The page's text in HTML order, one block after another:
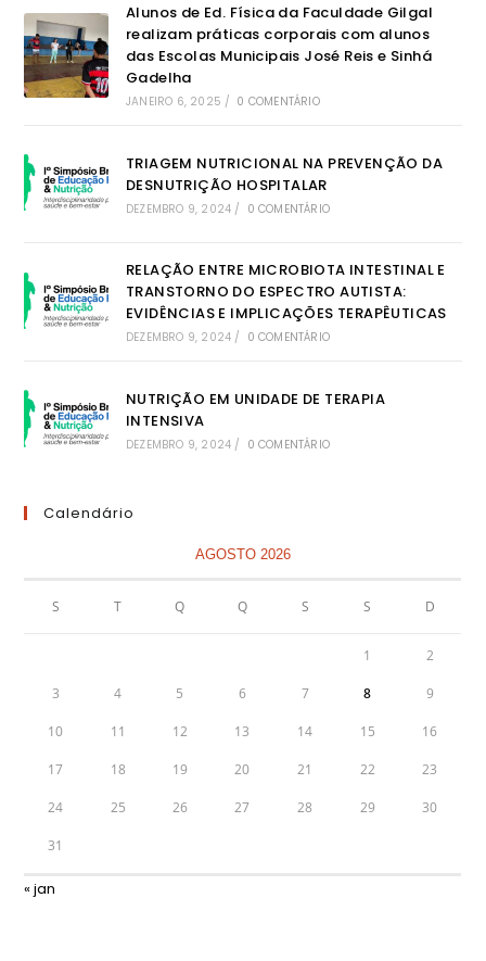
Alunos de Ed. Física da Faculdade Gilgal
realizam práticas corporais com alunos
das Escolas Municipais José Reis e Sinhá
Gadelha
JANEIRO 6, 2025 / 0 COMENTÁRIO
TRIAGEM NUTRICIONAL NA PREVENÇÃO DA
DESNUTRIÇÃO HOSPITALAR
DEZEMBRO 9, 2024 / 0 COMENTÁRIO
RELAÇÃO ENTRE MICROBIOTA INTESTINAL E
TRANSTORNO DO ESPECTRO AUTISTA:
EVIDÊNCIAS E IMPLICAÇÕES TERAPÊUTICAS
DEZEMBRO 9, 2024 / 0 COMENTÁRIO
NUTRIÇÃO EM UNIDADE DE TERAPIA
INTENSIVA
DEZEMBRO 9, 2024 / 0 COMENTÁRIO
Calendário
AGOSTO 2026
S T Q Q S S D
1 2
3 4 5 6 7 8 9
10 11 12 13 14 15 16
17 18 19 20 21 22 23
24 25 26 27 28 29 30
31
« jan